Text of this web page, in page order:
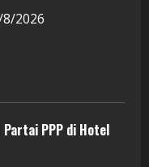
2026
PPP di Hotel